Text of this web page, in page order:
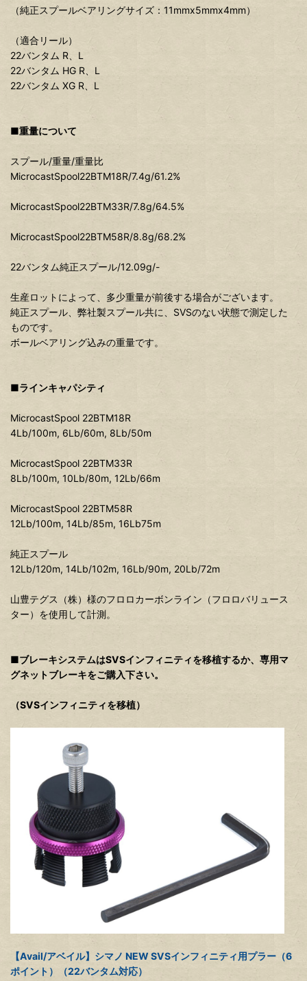
（純正スプールベアリングサイズ：11mmx5mmx4mm）
（適合リール）
22バンタム R、L
22バンタム HG R、L
22バンタム XG R、L
■重量について
スプール/重量/重量比
MicrocastSpool22BTM18R/7.4g/61.2%
MicrocastSpool22BTM33R/7.8g/64.5%
MicrocastSpool22BTM58R/8.8g/68.2%
22バンタム純正スプール/12.09g/-
生産ロットによって、多少重量が前後する場合がございます。
純正スプール、弊社製スプール共に、SVSのない状態で測定した
ものです。
ボールベアリング込みの重量です。
■ラインキャパシティ
MicrocastSpool 22BTM18R
4Lb/100m, 6Lb/60m, 8Lb/50m
MicrocastSpool 22BTM33R
8Lb/100m, 10Lb/80m, 12Lb/66m
MicrocastSpool 22BTM58R
12Lb/100m, 14Lb/85m, 16Lb75m
純正スプール
12Lb/120m, 14Lb/102m, 16Lb/90m, 20Lb/72m
山豊テグス（株）様のフロロカーボンライン（フロロバリュース
ター）を使用して計測。
■ブレーキシステムはSVSインフィニティを移植するか、専用マ
グネットブレーキをご購入下さい。
（SVSインフィニティを移植）
【Avail/アベイル】シマノ NEW SVSインフィニティ用プラー（6
ポイント）（22バンタム対応）